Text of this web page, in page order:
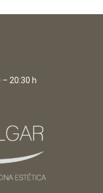
– 20:30 h